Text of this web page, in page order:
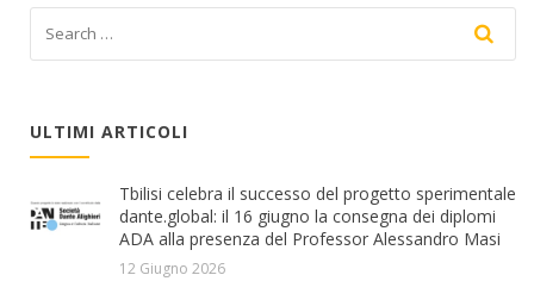
ULTIMI ARTICOLI
Tbilisi celebra il successo del progetto sperimentale
dante.global: il 16 giugno la consegna dei diplomi
ADA alla presenza del Professor Alessandro Masi
12 Giugno 2026